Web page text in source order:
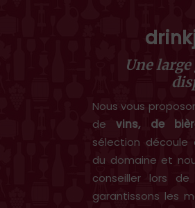
Une
Nous vous
devins, de
sélection découle
du domaine et
conseiller lors
garantissons les